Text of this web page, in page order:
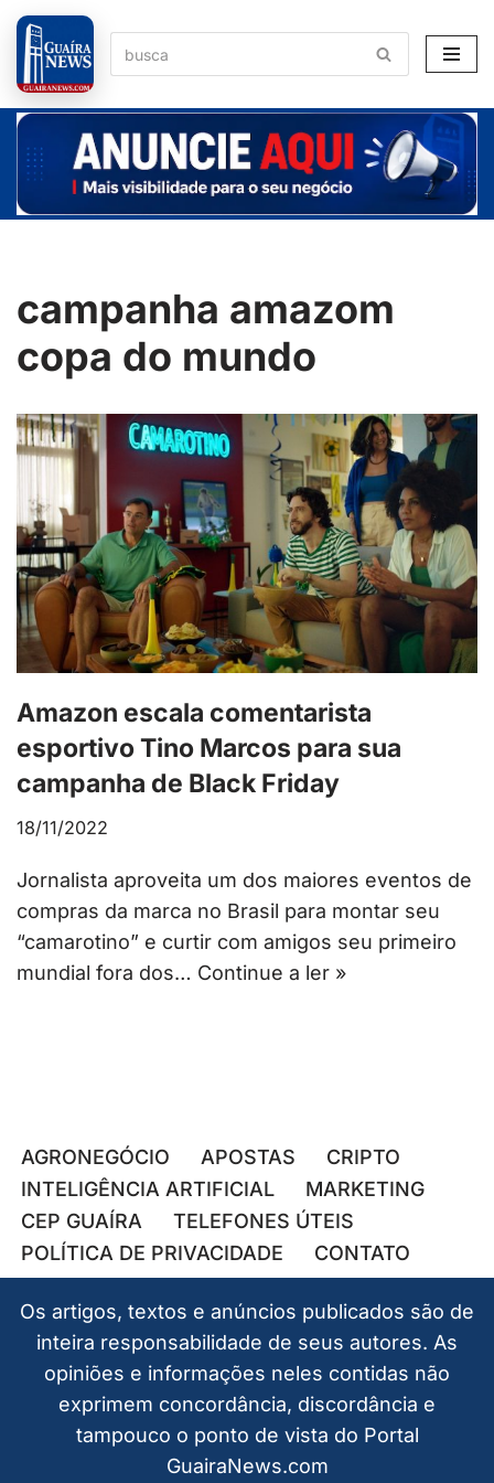
Pular
para
o
conteúdo
campanha amazom
copa do mundo
Amazon escala comentarista
esportivo Tino Marcos para sua
campanha de Black Friday
18/11/2022
Jornalista aproveita um dos maiores eventos de
compras da marca no Brasil para montar seu
“camarotino” e curtir com amigos seu primeiro
mundial fora dos… Continue a ler »
AGRONEGÓCIO APOSTAS
CRIPTO
INTELIGÊNCIA ARTIFICIAL
MARKETING
CEP GUAÍRA
TELEFONES ÚTEIS
POLÍTICA DE PRIVACIDADE
CONTATO
Os artigos, textos e anúncios publicados são de
inteira responsabilidade de seus autores. As
opiniões e informações neles contidas não
exprimem concordância, discordância e
tampouco o ponto de vista do Portal
GuairaNews.com